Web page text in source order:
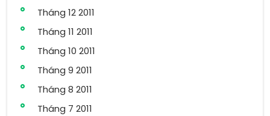
Tháng 12 2011
Tháng 11 2011
Tháng 10 2011
Tháng 9 2011
Tháng 8 2011
Tháng 7 2011